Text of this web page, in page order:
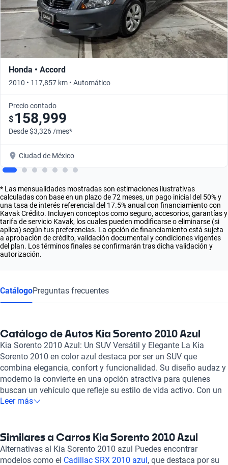
Honda • Accord
2010 • 117,857 km • Automático
Precio contado
$ 158,999
Desde $3,326 /mes*
Ciudad de México
* Las mensualidades mostradas son estimaciones ilustrativas
calculadas con base en un plazo de 72 meses, un pago inicial del 50% y
una tasa de interés referencial del 17.5% anual con financiamiento con
Kavak Crédito. Incluyen conceptos como seguro, accesorios, garantías y
tarifa de servicio Kavak, los cuales pueden modificarse o eliminarse (si
aplica) según tus preferencias. La opción de financiamiento está sujeta
a aprobación de crédito, validación documental y condiciones vigentes
del plan. Los términos finales se confirmarán tras dicha validación y
autorización.
CatálogoPreguntas frecuentes
Catálogo de Autos Kia Sorento 2010 Azul
Kia Sorento 2010 Azul: Un SUV Versátil y Elegante La Kia
Sorento 2010 en color azul destaca por ser un SUV que
combina elegancia, confort y funcionalidad. Su diseño audaz y
moderno la convierte en una opción atractiva para quienes
buscan un vehículo que refleje su estilo de vida activo. Con un
interior espacioso y bien distribuido, la Sorento es perfecta para
día a día. Este modelo cuenta con un rendimiento robusto, ideal
para enfrentar diversas condiciones de manejo. Su capacidad
para adaptarse a diferentes terrenos y su buen manejo la
Leer más
Similares a Carros Kia Sorento 2010 Azul
Alternativas al Kia Sorento 2010 azul Puedes encontrar
modelos como el Cadillac SRX 2010 azul, que destaca por su